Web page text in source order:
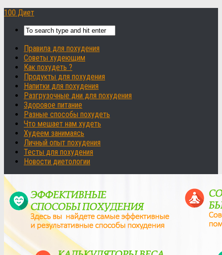
100 Диет
Правила для похудения
Советы худеющим
Как похудеть ?
Продукты для похудения
Напитки для похудения
Разгрузочные дни для похудения
Здоровое питание
Разные способы похудеть
Что мешает нам худеть
Худеем занимаясь
Личный опыт похудения
Тесты для похудения
Новости диетологии